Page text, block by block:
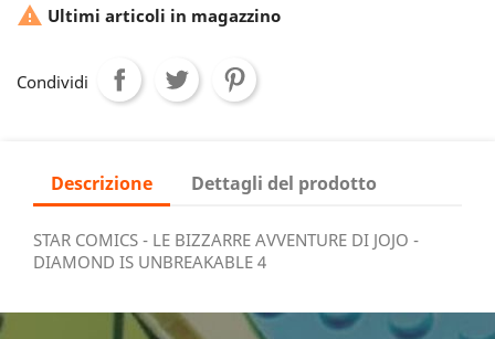
 Ultimi articoli in magazzino
Condividi
Descrizione Dettagli del prodotto
STAR COMICS - LE BIZZARRE AVVENTURE DI JOJO -
DIAMOND IS UNBREAKABLE 4